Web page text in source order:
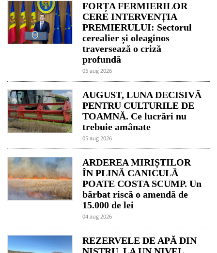
FORȚA FERMIERILOR
CERE INTERVENȚIA
PREMIERULUI: Sectorul
cerealier și oleaginos
traversează o criză
profundă
05 aug 2026
AUGUST, LUNA DECISIVĂ
PENTRU CULTURILE DE
TOAMNĂ. Ce lucrări nu
trebuie amânate
05 aug 2026
ARDEREA MIRIȘTILOR
ÎN PLINĂ CANICULĂ
POATE COSTA SCUMP. Un
bărbat riscă o amendă de
15.000 de lei
04 aug 2026
REZERVELE DE APĂ DIN